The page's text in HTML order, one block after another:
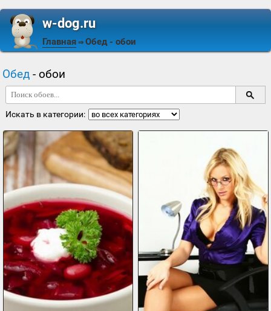
w-dog.ru
Главная ⇒ Обед- обои
Обед - обои
Искать в категории: